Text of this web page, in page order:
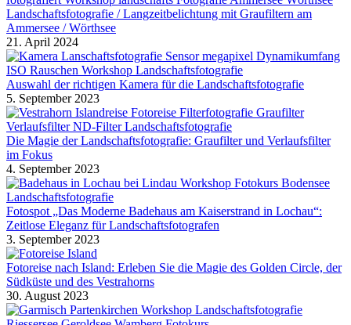
Landschaftsfotografie / Langzeitbelichtung mit Graufiltern am
Ammersee / Wörthsee
21. April 2024
Auswahl der richtigen Kamera für die Landschaftsfotografie
5. September 2023
Die Magie der Landschaftsfotografie: Graufilter und Verlaufsfilter
im Fokus
4. September 2023
Fotospot „Das Moderne Badehaus am Kaiserstrand in Lochau“:
Zeitlose Eleganz für Landschaftsfotografen
3. September 2023
Fotoreise nach Island: Erleben Sie die Magie des Golden Circle, der
Südküste und des Vestrahorns
30. August 2023